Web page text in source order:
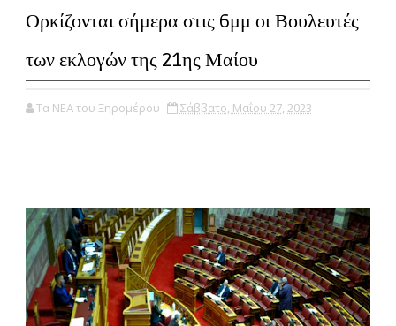
Ορκίζονται σήμερα στις 6μμ οι Βουλευτές
των εκλογών της 21ης Μαίου
Τα ΝΕΑ του Ξηρομέρου Σάββατο, Μαΐου 27, 2023